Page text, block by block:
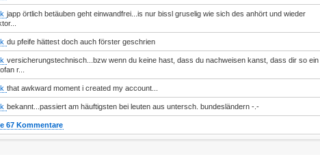
japp örtlich betäuben geht einwandfrei...is nur bissl gruselig wie sich des anhört und wieder
du pfeife hättest doch auch förster geschrien
versicherungstechnisch...bzw wenn du keine hast, dass du nachweisen kanst, dass dir so ein
r...
that awkward moment i created my account...
bekannt...passiert am häuftigsten bei leuten aus untersch. bundesländern -.-
67 Kommentare